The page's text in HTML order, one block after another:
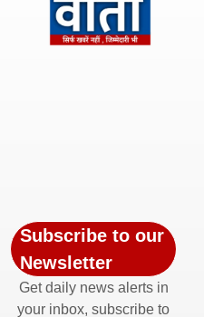
Subscribe to our
Newsletter
Get daily news alerts in
your inbox, subscribe to